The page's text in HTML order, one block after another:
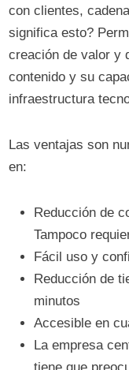
con clientes,
significa esto?
creación de valor y
contenido y su
infraestructura
Las ventajas son
en:
Reducción de
Tampoco
Fácil uso y
Reducción de
minutos
Accesible en
La empresa